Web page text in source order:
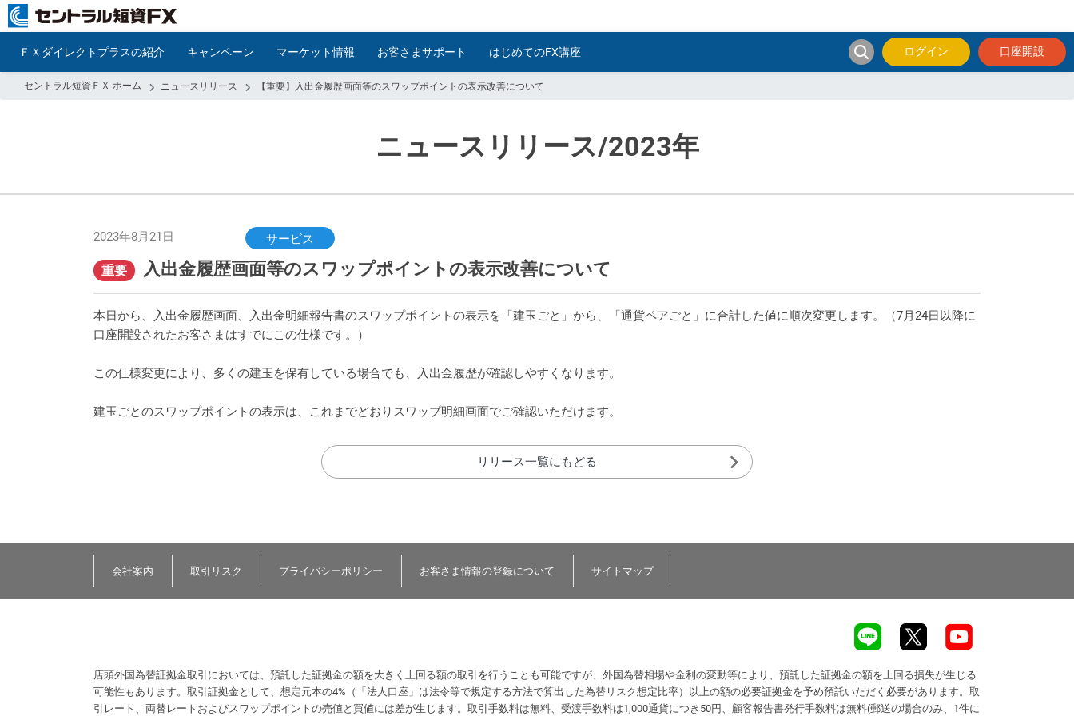
ＦＸダイレクトプラスの紹介 キャンペーン マーケット情報 お客さまサポート はじめてのFX講座 ログイン 口座開設
セントラル短資ＦＸ ホーム ニュースリリース 【重要】入出金履歴画面等のスワップポイントの表示改善について
ニュースリリース/2023年
2023年8月21日 サービス
重要 入出金履歴画面等のスワップポイントの表示改善について
本日から、入出金履歴画面、入出金明細報告書のスワップポイントの表示を「建玉ごと」から、「通貨ペアごと」に合計した値に順次変更します。（7月24日以降に
口座開設されたお客さまはすでにこの仕様です。）
この仕様変更により、多くの建玉を保有している場合でも、入出金履歴が確認しやすくなります。
建玉ごとのスワップポイントの表示は、これまでどおりスワップ明細画面でご確認いただけます。
リリース一覧にもどる
会社案内 取引リスク プライバシーポリシー お客さま情報の登録について サイトマップ
店頭外国為替証拠金取引においては、預託した証拠金の額を大きく上回る額の取引を行うことも可能ですが、外国為替相場や金利の変動等により、預託した証拠金の額を上回る損失が生じる
可能性もあります。取引証拠金として、想定元本の4%（「法人口座」は法令等で規定する方法で算出した為替リスク想定比率）以上の額の必要証拠金を予め預託いただく必要があります。取
引レート、両替レートおよびスワップポイントの売値と買値には差が生じます。取引手数料は無料、受渡手数料は1,000通貨につき50円、顧客報告書発行手数料は無料(郵送の場合のみ、1件に